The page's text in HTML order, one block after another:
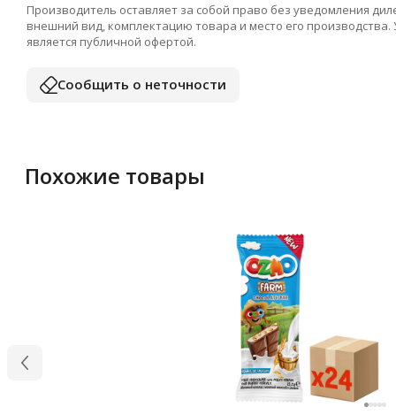
Производитель оставляет за собой право без уведомления
внешний вид, комплектацию товара и место его
является публичной офертой.
Сообщить о неточности
Похожие товары